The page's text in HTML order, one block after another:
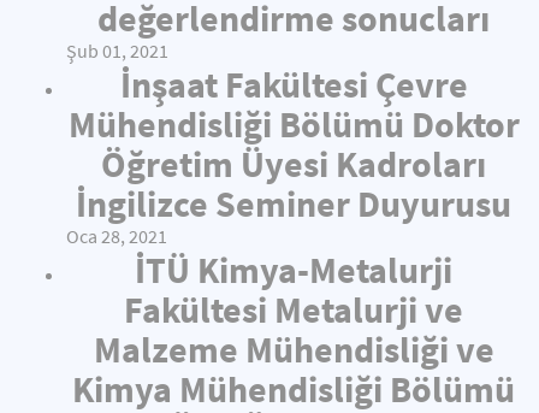
değerlendirme sonucları
Şub 01, 2021
İnşaat Fakültesi Çevre
Mühendisliği Bölümü Doktor
Öğretim Üyesi Kadroları
İngilizce Seminer Duyurusu
Oca 28, 2021
İTÜ Kimya-Metalurji
Fakültesi Metalurji ve
Malzeme Mühendisliği ve
Kimya Mühendisliği Bölümü